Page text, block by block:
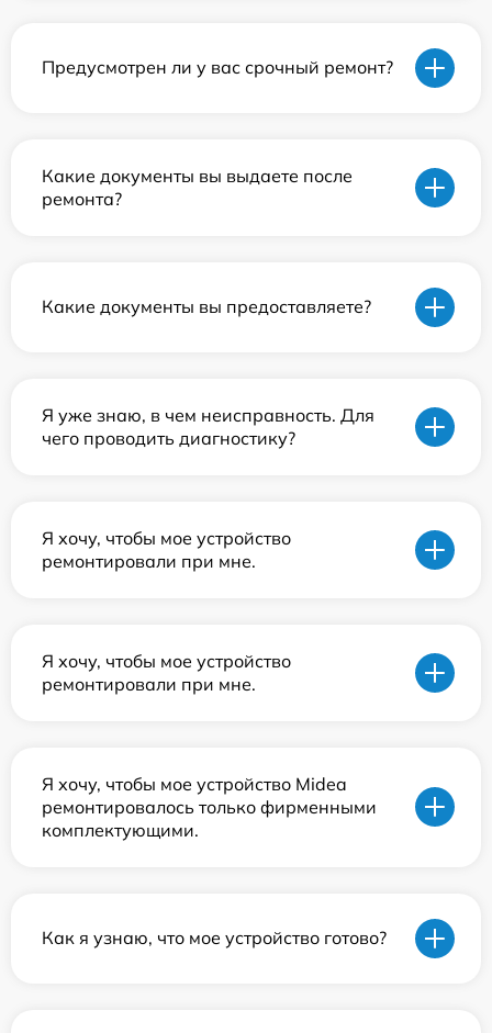
Предусмотрен ли у вас срочный ремонт?
Какие документы вы выдаете после
ремонта?
Какие документы вы предоставляете?
Я уже знаю, в чем неисправность. Для
чего проводить диагностику?
Я хочу, чтобы мое устройство
ремонтировали при мне.
Я хочу, чтобы мое устройство
ремонтировали при мне.
Я хочу, чтобы мое устройство Midea
ремонтировалось только фирменными
комплектующими.
Как я узнаю, что мое устройство готово?